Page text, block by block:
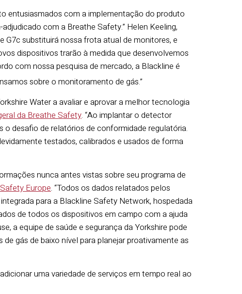
entusiasmados com a implementação do produto
com a Breathe Safety.” Helen Keeling,
G7c substituirá nossa frota atual de monitores, e
dispositivos trarão à medida que desenvolvemos
com nossa pesquisa de mercado, a Blackline é
sobre o monitoramento de gás.”
Water a avaliar e aprovar a melhor tecnologia
da Breathe Safety. “Ao implantar o detector
o desafio de relatórios de conformidade regulatória.
testados, calibrados e usados de forma
nunca antes vistas sobre seu programa de
Europe. “Todos os dados relatados pelos
para a Blackline Safety Network, hospedada
de todos os dispositivos em campo com a ajuda
a equipe de saúde e segurança da Yorkshire pode
gás de baixo nível para planejar proativamente as
uma variedade de serviços em tempo real ao